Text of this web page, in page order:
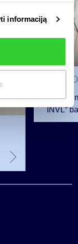
informaciją
2026
INVL“